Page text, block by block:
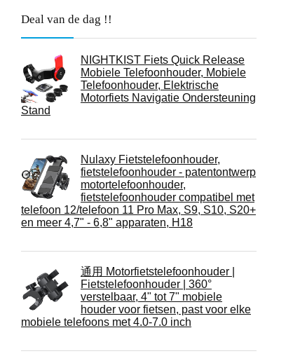
Deal van de dag !!
NIGHTKIST Fiets Quick Release
Mobiele Telefoonhouder, Mobiele
Telefoonhouder, Elektrische
Motorfiets Navigatie Ondersteuning
Stand
Nulaxy Fietstelefoonhouder,
fietstelefoonhouder - patentontwerp
motortelefoonhouder,
fietstelefoonhouder compatibel met
telefoon 12/telefoon 11 Pro Max, S9, S10, S20+
en meer 4,7" - 6,8" apparaten, H18
通用 Motorfietstelefoonhouder |
Fietstelefoonhouder | 360°
verstelbaar, 4" tot 7" mobiele
houder voor fietsen, past voor elke
mobiele telefoons met 4.0-7.0 inch